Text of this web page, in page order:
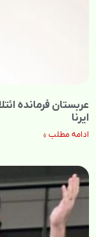
عربستان فرمانده
ایرنا
ادامه مطلب »